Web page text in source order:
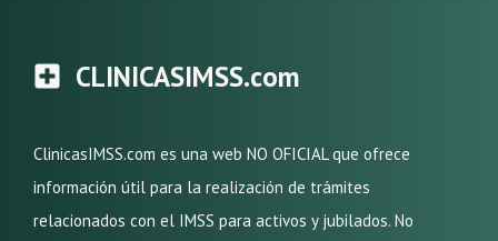
CLINICASIMSS.com
ClinicasIMSS.com es una web NO OFICIAL que ofrece
información útil para la realización de trámites
relacionados con el IMSS para activos y jubilados. No